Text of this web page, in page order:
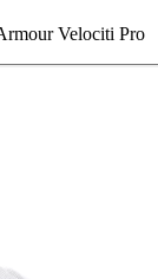
Velociti Pro